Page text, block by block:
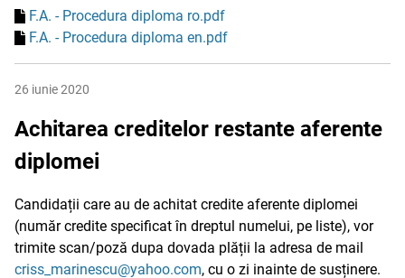
F.A. - Procedura diploma ro.pdf
F.A. - Procedura diploma en.pdf
26 iunie 2020
Achitarea creditelor restante aferente
diplomei
Candidații care au de achitat credite aferente diplomei
(număr credite specificat în dreptul numelui, pe liste), vor
trimite scan/poză dupa dovada plății la adresa de mail
criss_marinescu@yahoo.com, cu o zi inainte de susținere.